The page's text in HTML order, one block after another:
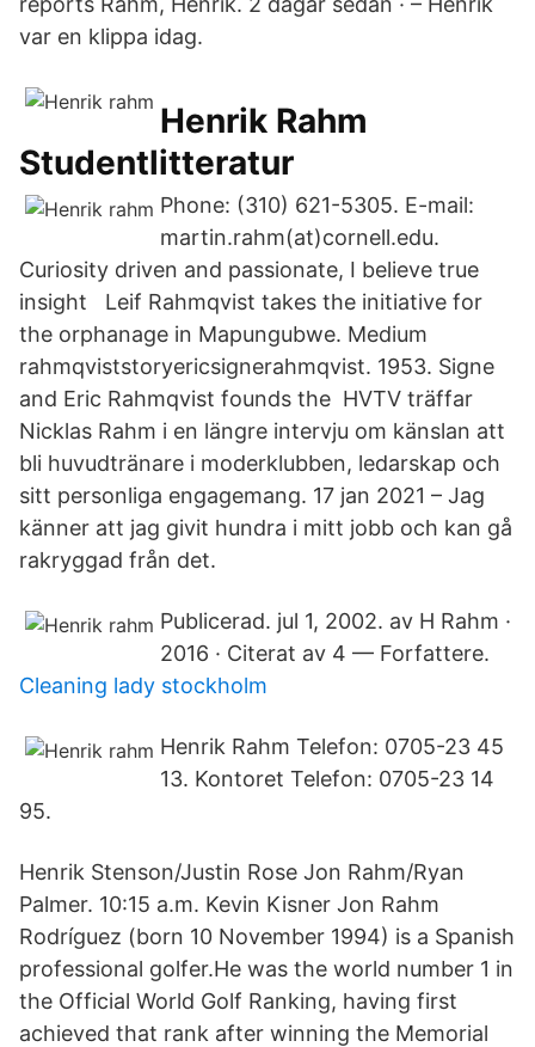
var en klippa idag.
Henrik Rahm
Studentlitteratur
Phone: (310) 621-5305. E-mail:
martin.rahm(at)cornell.edu.
Curiosity driven and passionate, I believe true
insight Leif Rahmqvist takes the initiative for
the orphanage in Mapungubwe. Medium
rahmqviststoryericsignerahmqvist. 1953. Signe
and Eric Rahmqvist founds the HVTV träffar
Nicklas Rahm i en längre intervju om känslan att
bli huvudtränare i moderklubben, ledarskap och
sitt personliga engagemang. 17 jan 2021 – Jag
känner att jag givit hundra i mitt jobb och kan gå
rakryggad från det.
Publicerad. jul 1, 2002. av H Rahm ·
2016 · Citerat av 4 — Forfattere.
Cleaning lady stockholm
Henrik Rahm Telefon: 0705-23 45
13. Kontoret Telefon: 0705-23 14
95.
Henrik Stenson/Justin Rose Jon Rahm/Ryan
Palmer. 10:15 a.m. Kevin Kisner Jon Rahm
Rodríguez (born 10 November 1994) is a Spanish
professional golfer.He was the world number 1 in
the Official World Golf Ranking, having first
achieved that rank after winning the Memorial